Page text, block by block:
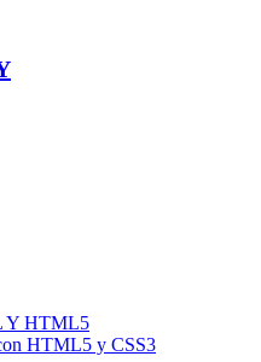
Y HTML5
HTML5 y CSS3